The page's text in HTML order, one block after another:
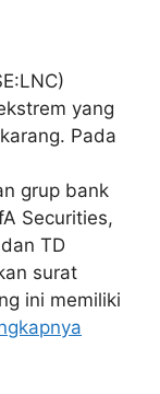
yang
Pada
grup bank
Securities,
TD
surat
ini memiliki